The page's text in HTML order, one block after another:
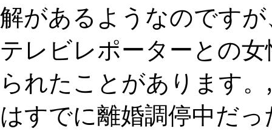
解があるようなのです
テレビレポーターとの
られたことがあります
はすでに離婚調停中だ